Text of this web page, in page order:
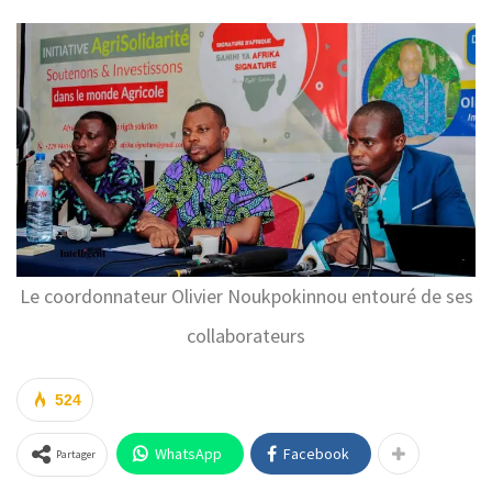
Le coordonnateur Olivier Noukpokinnou entouré de ses
collaborateurs
524
Partager WhatsApp Facebook